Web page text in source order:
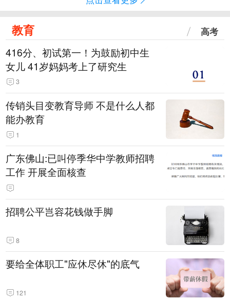
教育 高考
416分、初试第一！为鼓励初中生
女儿 41岁妈妈考上了研究生
3
传销头目变教育导师 不是什么人都
能办教育
1
广东佛山:已叫停季华中学教师招聘
工作 开展全面核查
招聘公平岂容花钱做手脚
8
要给全体职工"应休尽休"的底气
121